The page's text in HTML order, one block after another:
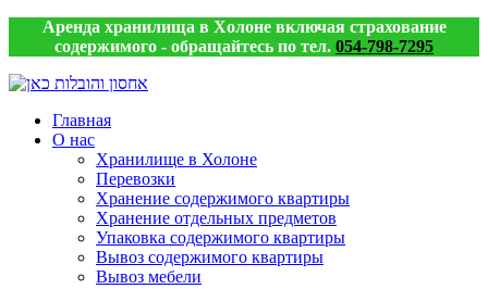
Аренда хранилища в Холоне включая страхование
содержимого - обращайтесь по тел. 054-798-7295
Главная
О нас
Хранилище в Холоне
Перевозки
Хранение содержимого квартиры
Хранение отдельных предметов
Упаковка содержимого квартиры
Вывоз содержимого квартиры
Вывоз мебели